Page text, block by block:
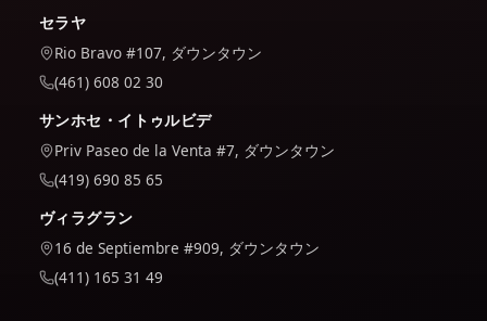
セラヤ
Rio Bravo #107, ダウンタウン
(461) 608 02 30
サンホセ・イトゥルビデ
Priv Paseo de la Venta #7, ダウンタウン
(419) 690 85 65
ヴィラグラン
16 de Septiembre #909, ダウンタウン
(411) 165 31 49